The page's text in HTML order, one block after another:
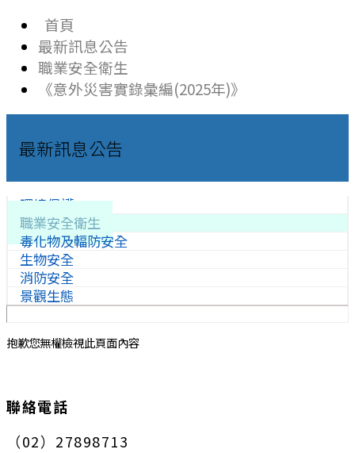
首頁
最新訊息公告
職業安全衛生
《意外災害實錄彙編(2025年)》
最新訊息公告
環境保護
職業安全衛生
毒化物及輻防安全
生物安全
消防安全
景觀生態
抱歉您無權檢視此頁面內容
聯絡電話
（02）27898713